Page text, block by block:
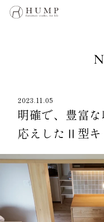
HOME
お問い合わせ
Follow us
明確で、豊富
応えしたⅡ型キ
2023.11.05